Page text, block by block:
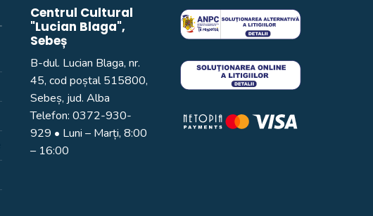
Centrul Cultural
"Lucian Blaga",
Sebeș
B-dul. Lucian Blaga, nr.
45, cod poștal 515800,
Sebeș, jud. Alba
Telefon:0372-930-
929 • Luni – Marți, 8:00
– 16:00